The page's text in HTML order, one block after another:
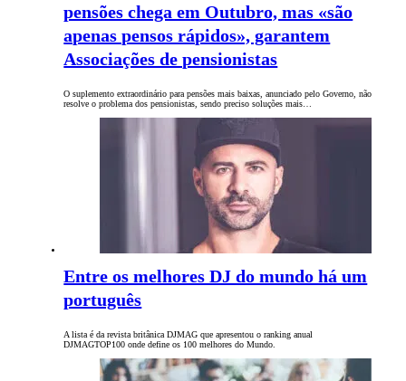
pensões chega em Outubro, mas «são
apenas pensos rápidos», garantem
Associações de pensionistas
O suplemento extraordinário para pensões mais baixas, anunciado pelo Governo, não
resolve o problema dos pensionistas, sendo preciso soluções mais…
Entre os melhores DJ do mundo há um
português
A lista é da revista britânica DJMAG que apresentou o ranking anual
DJMAGTOP100 onde define os 100 melhores do Mundo.